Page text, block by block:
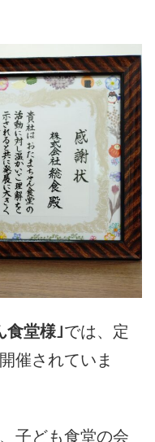
食堂様｣では、定
催されていま
子ども食堂の会